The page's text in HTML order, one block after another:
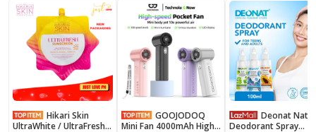
Hikari Skin
UltraWhite / UltraFresh
Mini Fan 4000mAh High
Deodorant Spray